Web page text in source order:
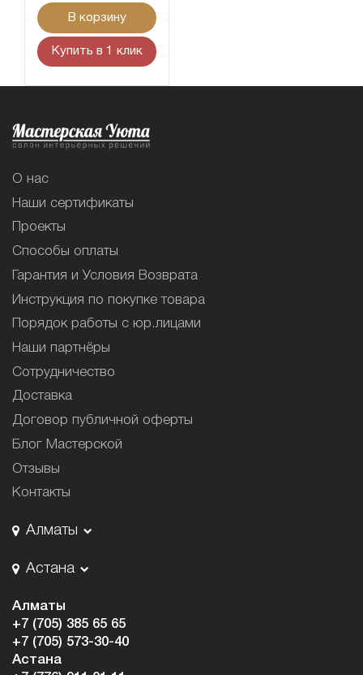
В корзину
Купить в 1 клик
О нас
Наши сертификаты
Проекты
Способы оплаты
Гарантия и Условия Возврата
Инструкция по покупке товара
Порядок работы с юр.лицами
Наши партнёры
Сотрудничество
Доставка
Договор публичной оферты
Блог Мастерской
Отзывы
Контакты
Алматы
Астана
Алматы
+7 (705) 385 65 65
+7 (705) 573-30-40
Астана